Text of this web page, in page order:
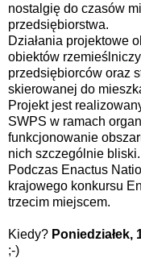
nostalgię do czasów
przedsiębiorstwa.
Działania projektowe
obiektów
przedsiębiorców oraz
skierowanej do
Projekt jest
SWPS w ramach
funkcjonowanie
nich szczególnie bliski.
Podczas Enactus
krajowego konkursu
trzecim miejscem.
Kiedy? Poniedziałek,
;-)